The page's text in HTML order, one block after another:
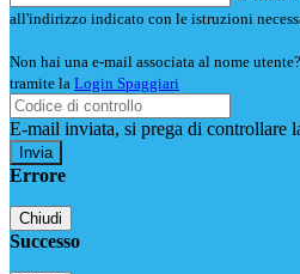
all'indirizzo indicato con le istruzioni
Non hai una e-mail associata al nome
tramite la Login Spaggiari
E-mail inviata, si prega di controllare
Errore
Chiudi
Successo